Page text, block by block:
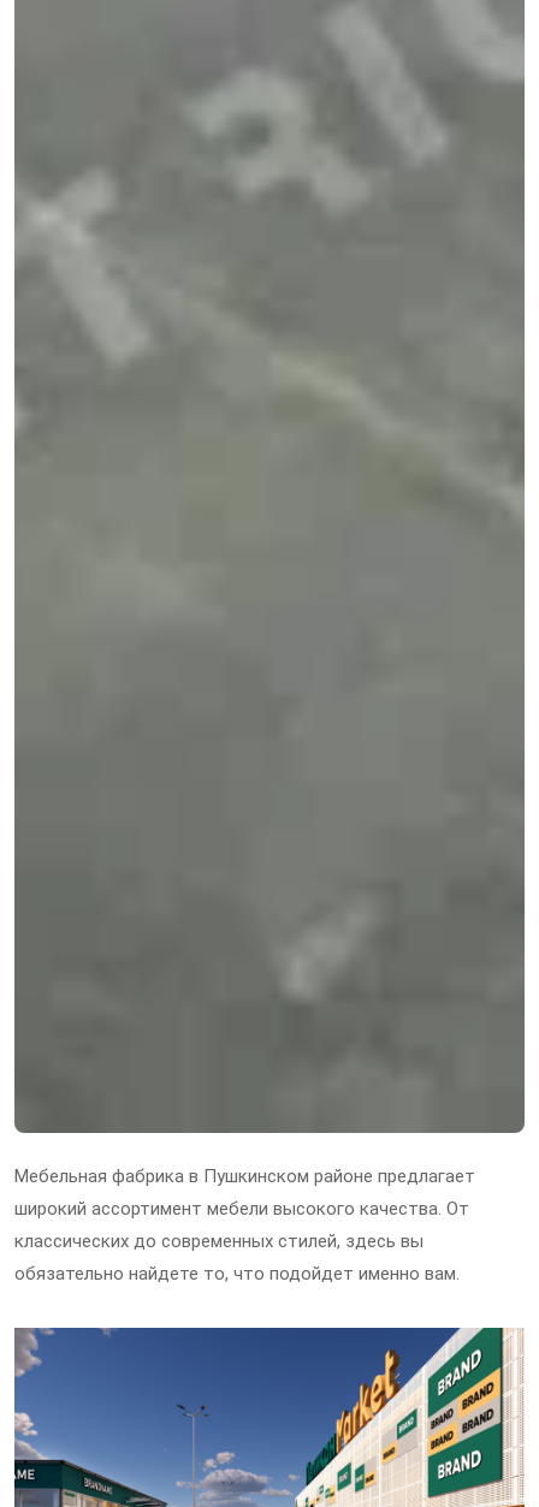
Мебельная фабрика в Пушкинском районе предлагает
широкий ассортимент мебели высокого качества. От
классических до современных стилей, здесь вы
обязательно найдете то, что подойдет именно вам.